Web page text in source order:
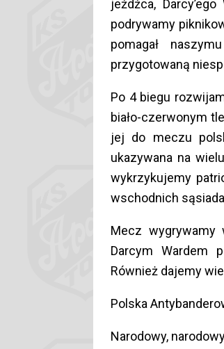
jeźdźca,
podrywamy
pomagał
przygotowaną
Po 4 biegu
biało-czerwonym
jej do meczu
ukazywana na
wykrzykujemy
wschodnich
Mecz wygrywamy
Darcym Wardem
Również dajemy
Polska
Narodowy,
26.06.2026 godz. 18:00
Włókniarz
26.06.2026 godz. 20:30
GKM
wynik meczu